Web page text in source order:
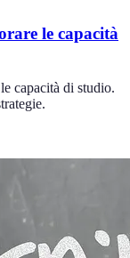
le capacità
capacità di studio.